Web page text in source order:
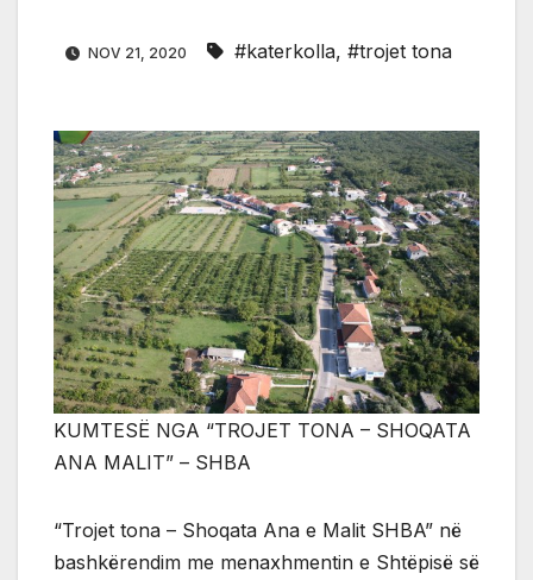
NOV 21, 2020 #katerkolla, #trojet tona
KUMTESË NGA “TROJET TONA – SHOQATA
ANA MALIT” – SHBA
“Trojet tona – Shoqata Ana e Malit SHBA” në
bashkërendim me menaxhmentin e Shtëpisë së